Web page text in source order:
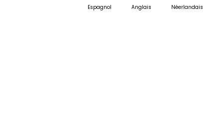
Espagnol Anglais Néerlandais